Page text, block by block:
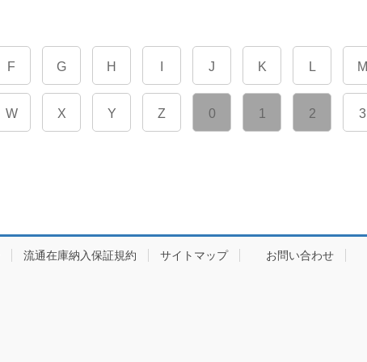
F G H J K L M
W X Y Z 0 1 2 3
流通在庫納入保証規約 サイトマップ お問い合わせ